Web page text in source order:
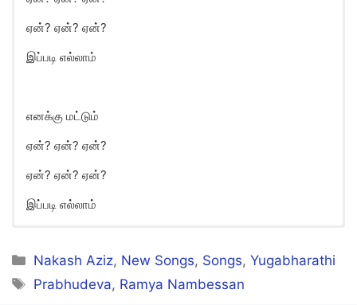
ஏன்? ஏன்? ஏன்?
இப்படி எல்லாம்
எனக்கு மட்டும்
ஏன்? ஏன்? ஏன்?
ஏன்? ஏன்? ஏன்?
இப்படி எல்லாம்
Lyrics in English
Enakku mattum
Categories
Nakash Aziz, New Songs, Songs,Yugabharathi
Tags
Prabhudeva, Ramya Nambessan